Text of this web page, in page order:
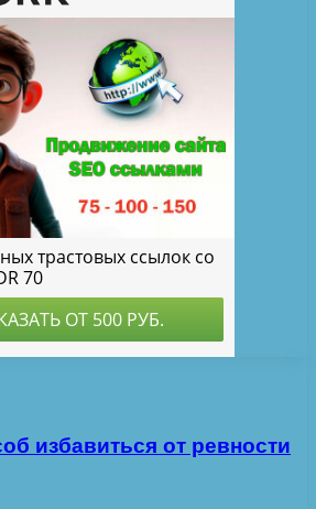
избавиться от ревности